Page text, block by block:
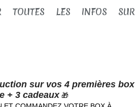
TOUTES LES INFOS SUR
sur vos 4 premières box
+ 3 cadeaux🎁